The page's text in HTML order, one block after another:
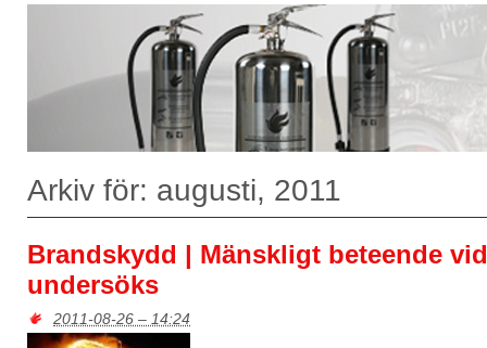
Arkiv för: augusti, 2011
Brandskydd | Mänskligt beteende
undersöks
2011-08-26 – 14:24